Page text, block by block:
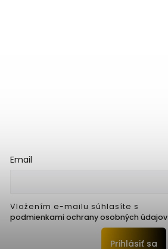
Email
Vložením e-mailu súhlasíte s
podmienkami ochrany osobných údajov
Prihlásiť sa